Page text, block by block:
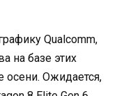
Qualcomm,
на базе этих
осени. Ожидается,